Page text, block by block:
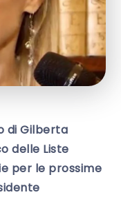
di Gilberta
delle Liste
per le prossime